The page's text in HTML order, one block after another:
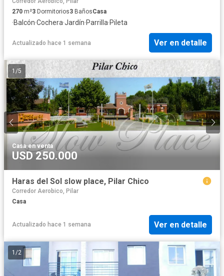
270 m²3 Dormitorios3 BañosCasa
·Balcón·Cochera·Jardín·Parrilla·Pileta
Actualizado hace 1 semana Ver en detalle
1 /5
Casa·en venta
USD 250.000
Haras del Sol slow place, Pilar Chico
Corredor Aerobico, Pilar
Casa
Actualizado hace 1 semana Ver en detalle
1 /2